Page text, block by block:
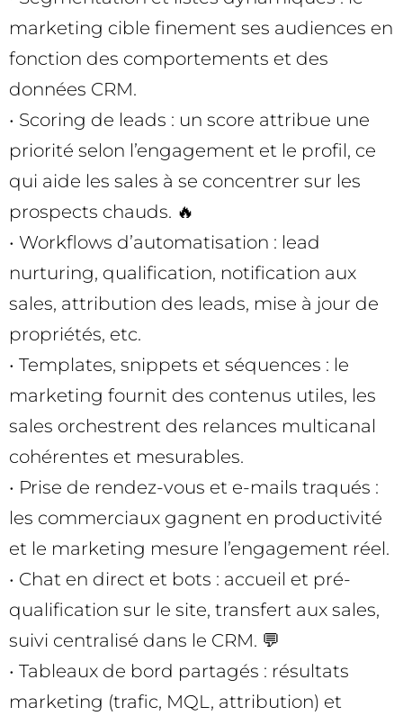
marketing cible finement ses audiences en
fonction des comportements et des
données CRM.
• Scoring de leads : un score attribue une
priorité selon l’engagement et le profil, ce
qui aide les sales à se concentrer sur les
prospects chauds. 🔥
• Workflows d’automatisation : lead
nurturing, qualification, notification aux
sales, attribution des leads, mise à jour de
propriétés, etc.
• Templates, snippets et séquences : le
marketing fournit des contenus utiles, les
sales orchestrent des relances multicanal
cohérentes et mesurables.
• Prise de rendez-vous et e-mails traqués :
les commerciaux gagnent en productivité
et le marketing mesure l’engagement réel.
• Chat en direct et bots : accueil et pré-
qualification sur le site, transfert aux sales,
suivi centralisé dans le CRM. 💬
• Tableaux de bord partagés : résultats
marketing (trafic, MQL, attribution) et